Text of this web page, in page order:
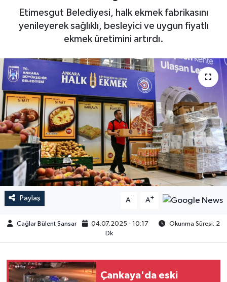
Etimesgut Belediyesi, halk ekmek fabrikasını
yenileyerek sağlıklı, besleyici ve uygun fiyatlı
ekmek üretimini artırdı.
Paylaş A- A+
Çağlar Bülent Sansar 04.07.2025 - 10:17
Okunma Süresi: 2
Dk
Çankaya'da eski